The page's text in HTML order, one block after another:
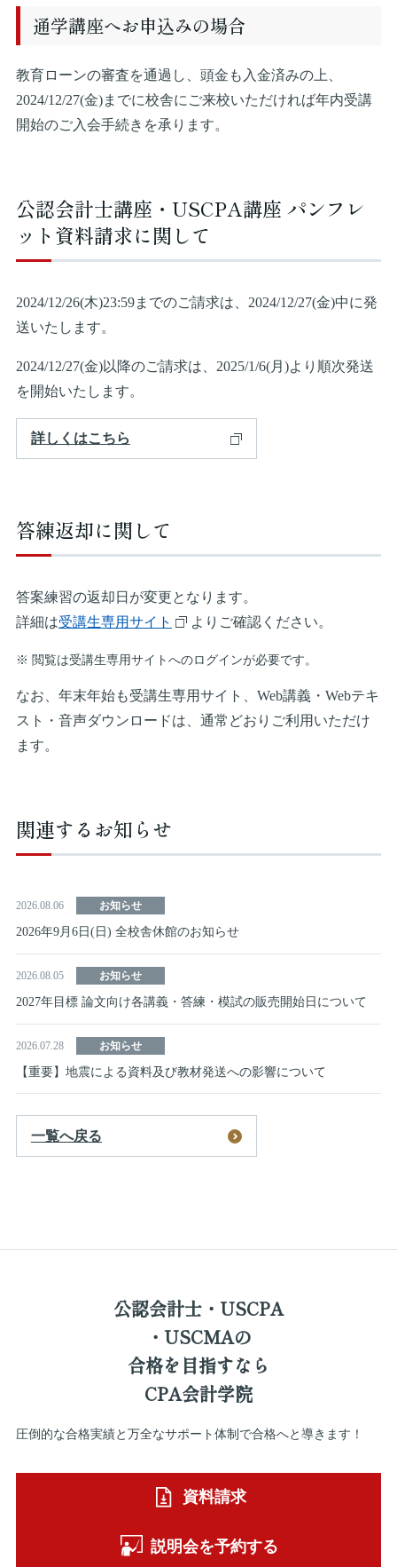
通学講座へお申込みの場合
教育ローンの審査を通過し、頭金も入金済みの上、
2024/12/27(金)までに校舎にご来校いただければ年内受講
開始のご入会手続きを承ります。
公認会計士講座・USCPA講座 パンフレ
ット資料請求に関して
2024/12/26(木)23:59までのご請求は、2024/12/27(金)中に発
送いたします。
2024/12/27(金)以降のご請求は、2025/1/6(月)より順次発送
を開始いたします。
詳しくはこちら
答練返却に関して
答案練習の返却日が変更となります。
詳細は受講生専用サイト よりご確認ください。
※ 閲覧は受講生専用サイトへのログインが必要です。
なお、年末年始も受講生専用サイト、Web講義・Webテキ
スト・音声ダウンロードは、通常どおりご利用いただけ
ます。
関連するお知らせ
2026.08.06 お知らせ
2026年9月6日(日) 全校舎休館のお知らせ
2026.08.05 お知らせ
2027年目標 論文向け各講義・答練・模試の販売開始日について
2026.07.28 お知らせ
【重要】地震による資料及び教材発送への影響について
一覧へ戻る
公認会計士・USCPA
・USCMAの
合格を目指すなら
CPA会計学院
圧倒的な合格実績と万全なサポート体制で合格へと導きます！
資料請求
説明会を予約する